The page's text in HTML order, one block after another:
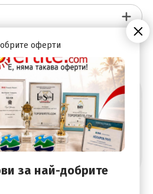
се за най-добрите оферти
оферти
за най-добрите